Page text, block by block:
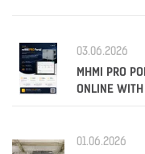
03.06.2026
MHMI PRO
ONLINE
01.06.2026